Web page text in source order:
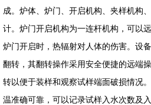
成。炉体、炉门、开启机构、夹样机构
计。炉门开启机构为一连杆机构，可以
炉门开启时，热辐射对人体的伤害。设
翻转，其翻转操作采用安全便捷的远端
转以便于装样和观察试样端面破损情况
温准确可靠，可以记录试样入水次数及